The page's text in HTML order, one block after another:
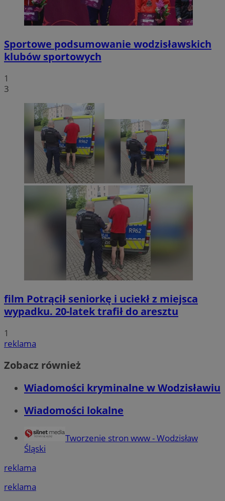
Sportowe podsumowanie wodzisławskich
klubów sportowych
1
3
film Potrącił seniorkę i uciekł z miejsca
wypadku. 20-latek trafił do aresztu
1
reklama
Zobacz również
Wiadomości kryminalne w Wodzisławiu
Wiadomości lokalne
Tworzenie stron www - Wodzisław
Śląski
reklama
reklama